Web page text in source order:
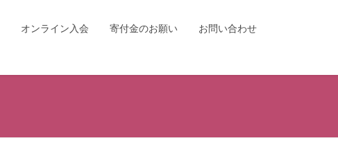
オンライン入会 寄付金のお願い お問い合わせ